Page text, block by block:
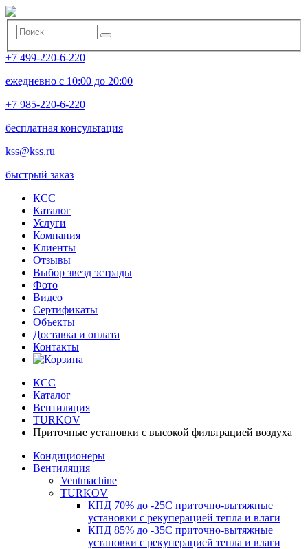
+7 499-220-6-220
ежедневно с 10:00 до 20:00
+7 985-220-6-220
бесплатная консультация
kss@kss.ru
быстрый заказ
КСС
Каталог
Услуги
Компания
Клиенты
Oтзывы
Выбор звезд эстрады
Фото
Видео
Сертификаты
Объекты
Доставка и оплата
Контакты
КСС
Каталог
Вентиляция
TURKOV
Приточные установки с высокой фильтрацией воздуха
Кондиционеры
Вентиляция
Ventmachine
TURKOV
КПД 70% до -25С приточно-вытяжные
установки с рекуперацией тепла и влаги
КПД 85% до -35C приточно-вытяжные
установки с рекуперацией тепла и влаги